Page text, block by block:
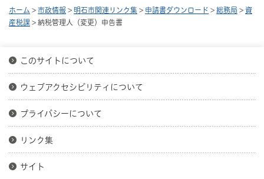
ホーム > 市政情報 > 明石市関連リンク集 > 申請書ダウンロード > 総務局 > 資
産税課 > 納税管理人（変更）申告書
このサイトについて
ウェブアクセシビリティについて
プライバシーについて
リンク集
サイト